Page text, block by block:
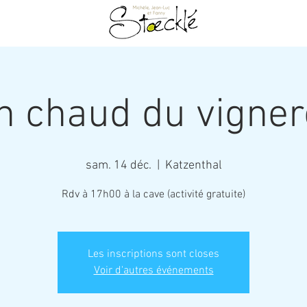
chaud du
sam. 14 déc. Katzenthal
Rdv à 17h00 à la cave (activité gratuite)
Les inscriptions sont closes
Voir d'autres événements